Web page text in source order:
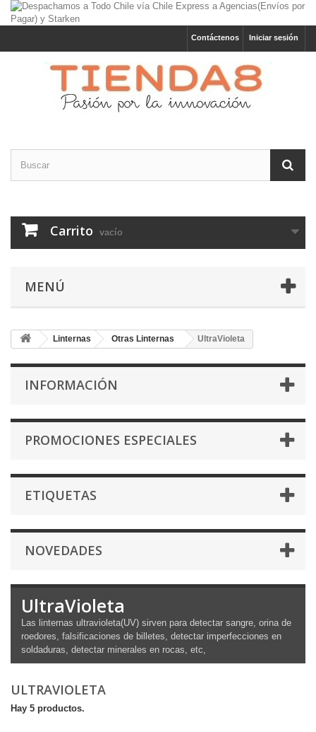
Iniciar sesión
Contáctenos
Carrito vacío
MENÚ
Linternas Otras Linternas UltraVioleta
INFORMACIÓN
PROMOCIONES ESPECIALES
ETIQUETAS
NOVEDADES
UltraVioleta
Las linternas ultravioleta(UV) sirven para detectar sangre, orina de
roedores, falsificaciones de billetes, detectar imperfecciones en
soldaduras, detectar minerales en rocas, etc,
ULTRAVIOLETA
Hay 5 productos.